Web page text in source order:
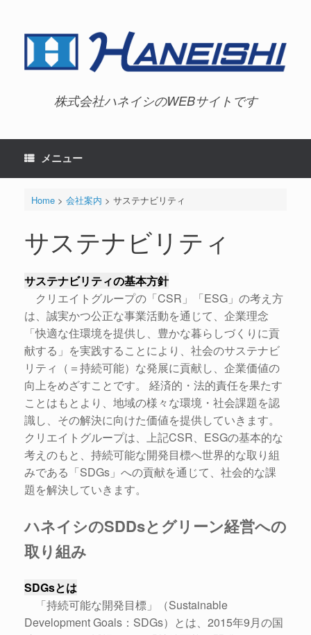
株式会社ハネイシのWEBサイトです
メニュー
Home> 会社案内 > サステナビリティ
サステナビリティ
サステナビリティの基本方針
クリエイトグループの「CSR」「ESG」の考え方
は、誠実かつ公正な事業活動を通じて、企業理念
「快適な住環境を提供し、豊かな暮らしづくりに貢
献する」を実践することにより、社会のサステナビ
リティ（＝持続可能）な発展に貢献し、企業価値の
向上をめざすことです。 経済的・法的責任を果たす
ことはもとより、地域の様々な環境・社会課題を認
識し、その解決に向けた価値を提供していきます。
クリエイトグループは、上記CSR、ESGの基本的な
考えのもと、持続可能な開発目標へ世界的な取り組
みである「SDGs」への貢献を通じて、社会的な課
題を解決していきます。
ハネイシのSDDsとグリーン経営への
取り組み
SDGsとは
「持続可能な開発⽬標」（Sustainable
Development Goals：SDGs）とは、2015年9⽉の国